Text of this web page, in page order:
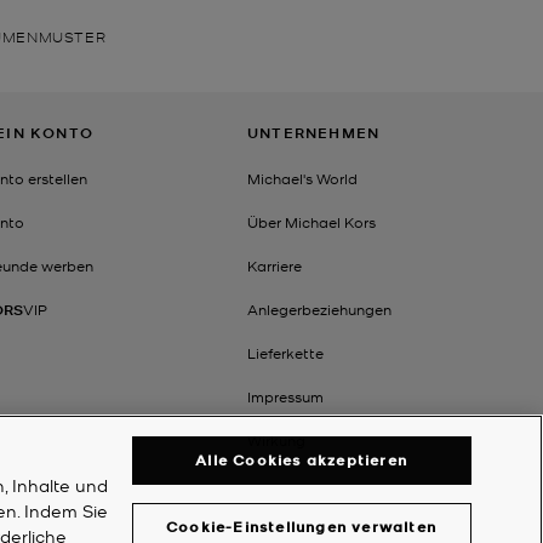
KONTO
erstellen
werben
VIP
UNTERNEHMEN
Michael's World
Über Michael Kors
Karriere
Anlegerbeziehungen
Lieferkette
Impressum
Wirkung
Inhalte und
Indem Sie
Cookie-Einstellungen verwalten
Alle Cookies akzeptieren